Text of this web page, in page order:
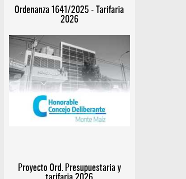
Ordenanza 1641/2025 - Tarifaria
2026
Proyecto Ord. Presupuestaria y